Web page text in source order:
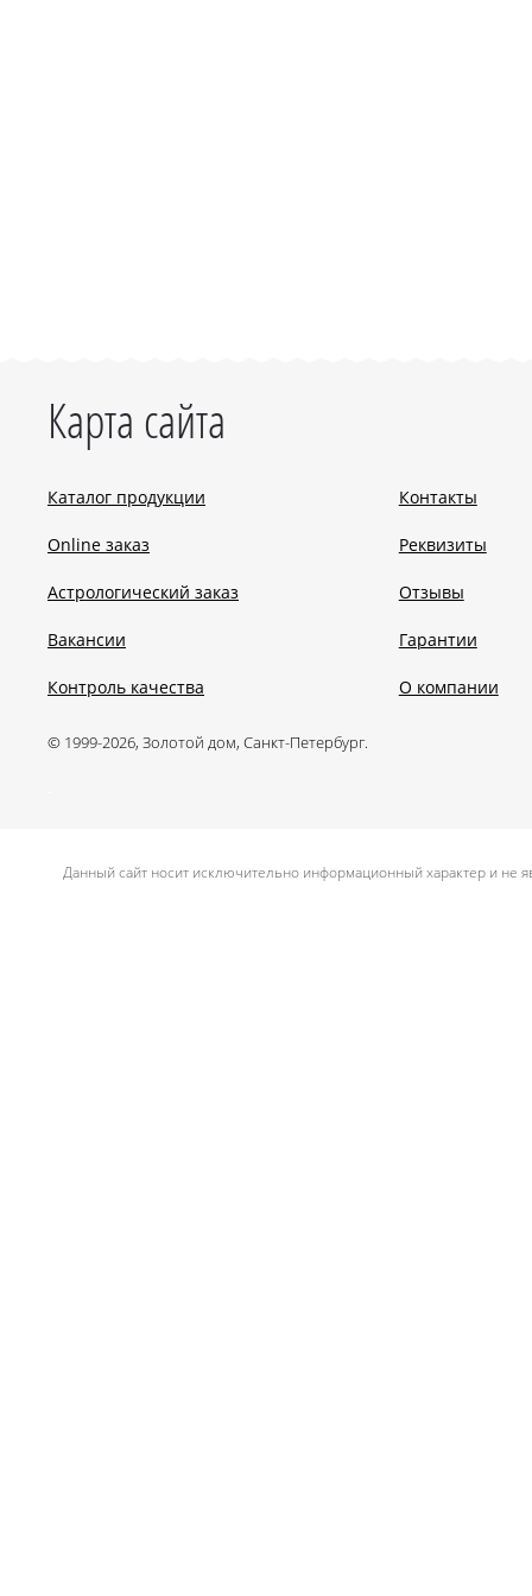
Карта сайта
Каталог продукции
Online заказ
Астрологический заказ
Вакансии
Контроль качества
Контакты
Реквизиты
Отзывы
Гарантии
О компании
© 1999-2026, Золотой дом, Санкт-Петербург.
Данный сайт носит исключительно информационный характер и не